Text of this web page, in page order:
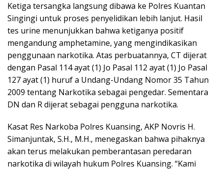
Ketiga tersangka langsung dibawa ke Polres Kuantan
Singingi untuk proses penyelidikan lebih lanjut. Hasil
tes urine menunjukkan bahwa ketiganya positif
mengandung amphetamine, yang mengindikasikan
penggunaan narkotika. Atas perbuatannya, CT dijerat
dengan Pasal 114 ayat (1) Jo Pasal 112 ayat (1) Jo Pasal
127 ayat (1) huruf a Undang-Undang Nomor 35 Tahun
2009 tentang Narkotika sebagai pengedar. Sementara
DN dan R dijerat sebagai pengguna narkotika.
Kasat Res Narkoba Polres Kuansing, AKP Novris H.
Simanjuntak, S.H., M.H., menegaskan bahwa pihaknya
akan terus melakukan pemberantasan peredaran
narkotika di wilayah hukum Polres Kuansing. “Kami